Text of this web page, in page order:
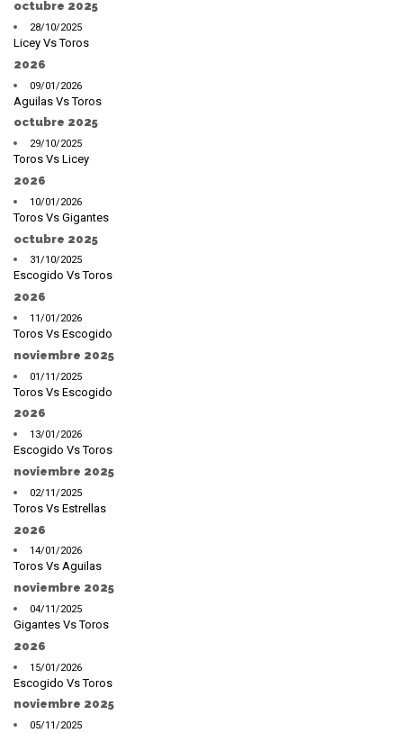
octubre 2025
28/10/2025
Licey Vs Toros
2026
09/01/2026
Aguilas Vs Toros
octubre 2025
29/10/2025
Toros Vs Licey
2026
10/01/2026
Toros Vs Gigantes
octubre 2025
31/10/2025
Escogido Vs Toros
2026
11/01/2026
Toros Vs Escogido
noviembre 2025
01/11/2025
Toros Vs Escogido
2026
13/01/2026
Escogido Vs Toros
noviembre 2025
02/11/2025
Toros Vs Estrellas
2026
14/01/2026
Toros Vs Aguilas
noviembre 2025
04/11/2025
Gigantes Vs Toros
2026
15/01/2026
Escogido Vs Toros
noviembre 2025
05/11/2025